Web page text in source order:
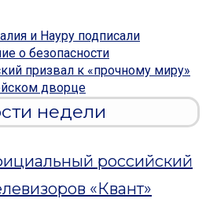
и Науру подписали
о безопасности
призвал к «прочному миру»
дворце
недели
российский
«Квант»